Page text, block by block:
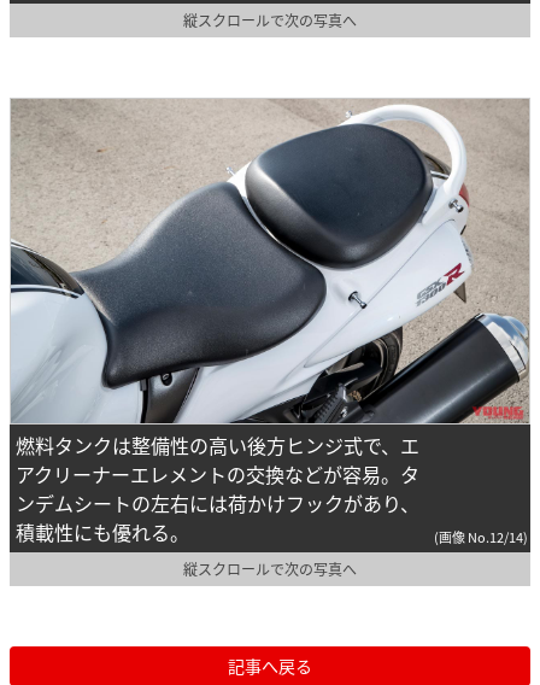
縦スクロールで次の写真へ
燃料タンクは整備性の高い後方ヒンジ式で、エ
アクリーナーエレメントの交換などが容易。タ
ンデムシートの左右には荷かけフックがあり、
積載性にも優れる。
(画像 No.12/14)
縦スクロールで次の写真へ
記事へ戻る